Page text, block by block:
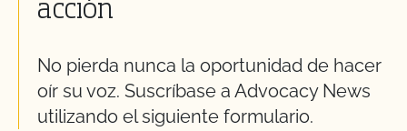
acción
No pierda nunca la oportunidad de hacer
oír su voz. Suscríbase a Advocacy News
utilizando el siguiente formulario.